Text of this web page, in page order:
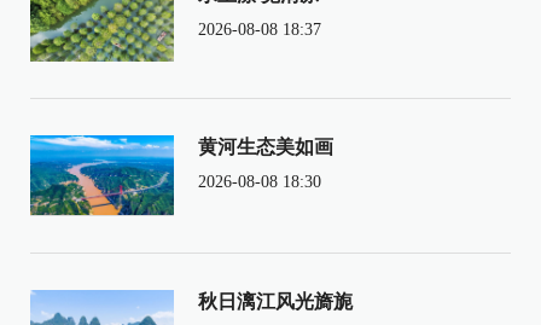
2026-08-08 18:37
黄河生态美如画
2026-08-08 18:30
秋日漓江风光旖旎